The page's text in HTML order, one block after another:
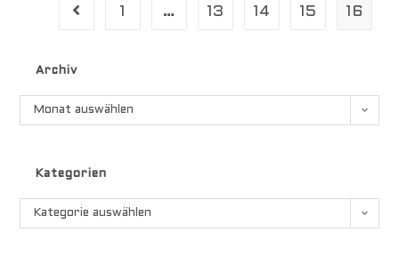
Gehe zur vorherigen Seite
1 … 13 14 15 16
Archiv
Archiv
Monat auswählen
Kategorien
Kategorien
Kategorie auswählen